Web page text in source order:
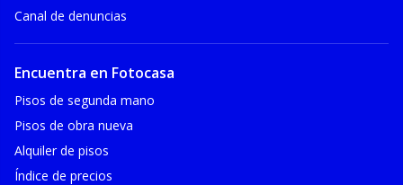
Canal de denuncias
Encuentra en Fotocasa
Pisos de segunda mano
Pisos de obra nueva
Alquiler de pisos
Índice de precios